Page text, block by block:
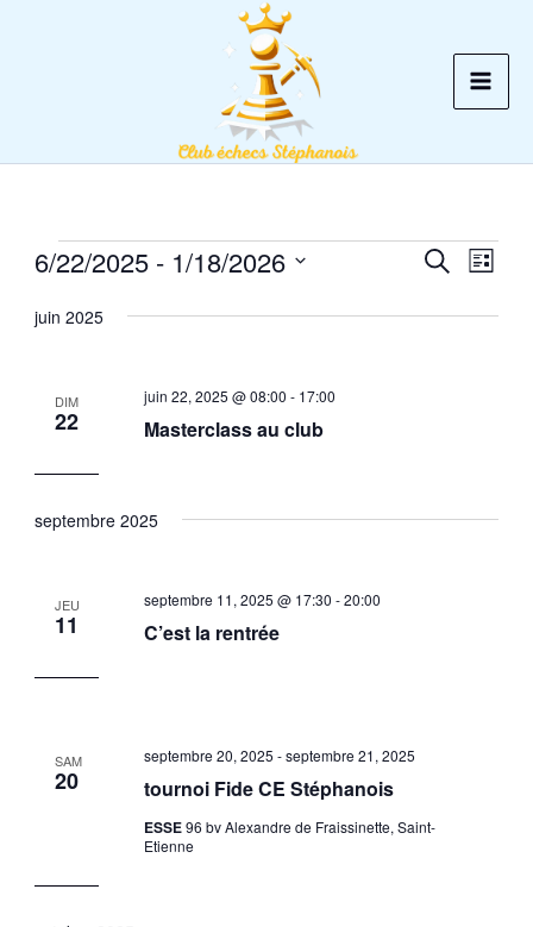
Évènements
Recherche
Recherche
Liste
6/22/2025 - 1/18/2026
une
juin 2025
DIM
22 Masterclass au club
juin 22, 2025 @ 08:00 - 17:00
septembre 2025
JEU
11 C’est la rentrée
septembre 11, 2025 @ 17:30 -20:00
SAM
20 tournoi Fide CE Stéphanois
septembre 20, 2025 -septembre 21, 2025
ESSE96 bv Alexandre de Fraissinette, Saint-
Etienne